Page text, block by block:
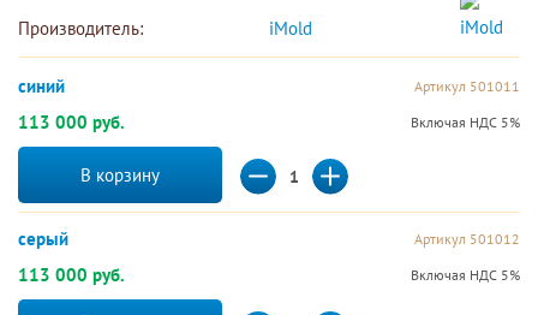
Производитель: iMold
синий Артикул 501011
113 000 руб. Включая НДС 5%
В корзину
серый Артикул 501012
113 000 руб. Включая НДС 5%